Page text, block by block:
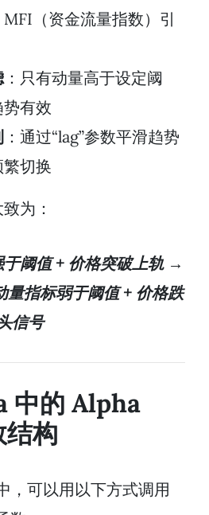
MFI（资金流量指数）引
：只有动量高于设定阈
有效
：通过“lag”参数平滑趋势
切换
为：
阈值 + 价格突破上轨 →
量指标弱于阈值 + 价格跌
信号
中的 Alpha
构
，可以用以下方式调用